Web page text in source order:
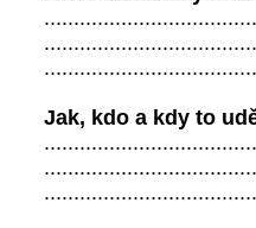
Jak, kdo a kdy to